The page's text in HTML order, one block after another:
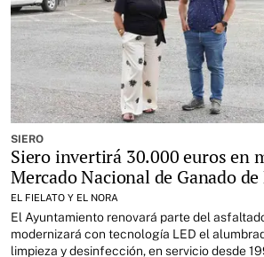
SIERO
Siero invertirá 30.000 euros en
Mercado Nacional de Ganado de
EL FIELATO Y EL NORA
El Ayuntamiento renovará parte del
modernizará con tecnología LED el
limpieza y desinfección, en servicio desde